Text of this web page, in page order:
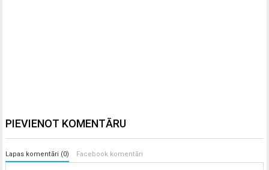
PIEVIENOT KOMENTĀRU
Lapas komentāri (0) Facebook komentāri